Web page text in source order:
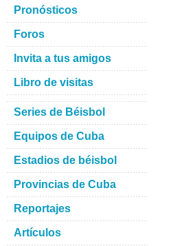
Pronósticos
Foros
Invita a tus amigos
Libro de visitas
Series de Béisbol
Equipos de Cuba
Estadios de béisbol
Provincias de Cuba
Reportajes
Artículos